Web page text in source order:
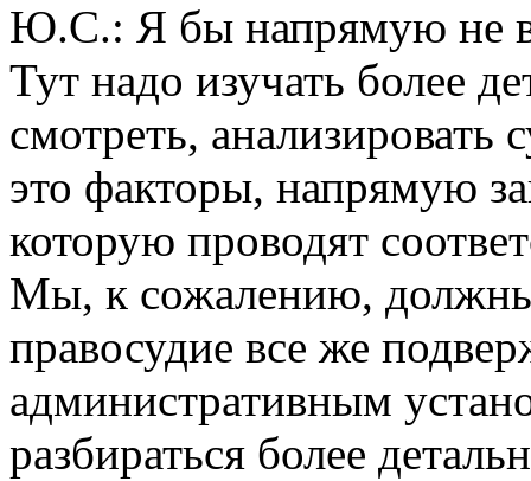
Ю.С.: Я бы напрямую не
Тут надо изучать более
смотреть, анализировать
это факторы, напрямую
которую проводят
Мы, к сожалению,
правосудие все же
административным
разбираться более